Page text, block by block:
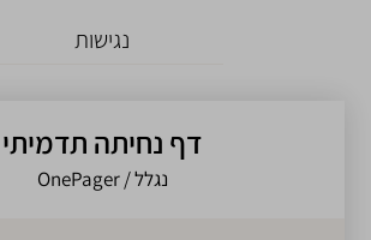
נגישות
דף נחיתה תדמיתי
נגלל / OnePager